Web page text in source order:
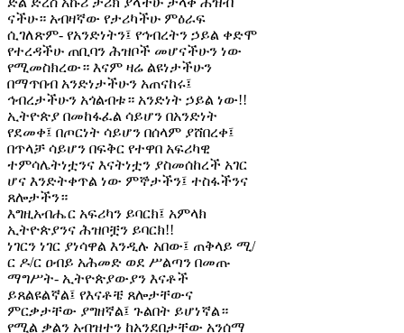
ናችሁ። አብዛኛው የታሪካችሁ ምዕራፍ
ሲገለጽም- የአንድነትን፤ የኅብረትን ኃይል ቀድሞ
የተረዳችሁ ጠቢባን ሕዝቦች መሆናችሁን ነው
የሚመስክረው። እናም ዛሬ ልዩነታችሁን
በማጥበብ አንድነታችሁን አጠናከሩ፤
ኅብረታችሁን አጎልብቱ። አንድነት ኃይል ነው!!
ኢትዮጵያ በመከፋፈል ሳይሆን በአንድነት
የደመቀ፤ በጦርነት ሳይሆን በሰላም ያሸበረቀ፤
በጥላቻ ሳይሆን በፍቅር የተዋበ አፍሪካዊ
ተምሳሌትነቷንና እናትነቷን ያስመሰከረች አገር
ሆና እንድትቀጥል ነው ምኞታችን፤ ተስፋችንና
ጸሎታችን።
እግዚአብሔር አፍሪካን ይባርክ፤ አምላክ
ኢትዮጵያንና ሕዝቦቿን ይባርክ!!
ነገርን ነገር ያነሳዋል እንዲሉ አበው፤ ጠቅላይ ሚ/
ር ዶ/ር ዐብይ አሕመድ ወደ ሥልጣን በመጡ
ማግሥት- ኢትዮጵያውያን እናቶች
ይጸልዩልኛል፤ የእናቶቼ ጸሎታቸውና
ምርቃታቸው ያግዘኛል፤ ጉልበት ይሆነኛል።
የሚል ቃልን አብዝተን ከአንደበታቸው አንሰማ